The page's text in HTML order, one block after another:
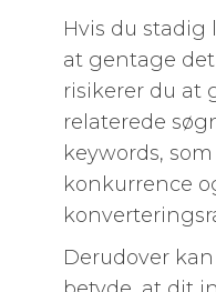
Hvis du
at gentage
risikerer du at
relaterede
keywords,
konkurrence
Derudover